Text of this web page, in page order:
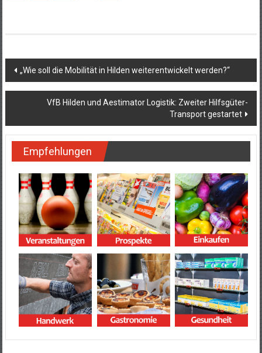
Beitragsnavigation
„Wie soll die Mobilität in Hilden weiterentwickelt werden?“
VfB Hilden und Aestimator Logistik: Zweiter Hilfsgüter-
Transport gestartet
Empfehlungen